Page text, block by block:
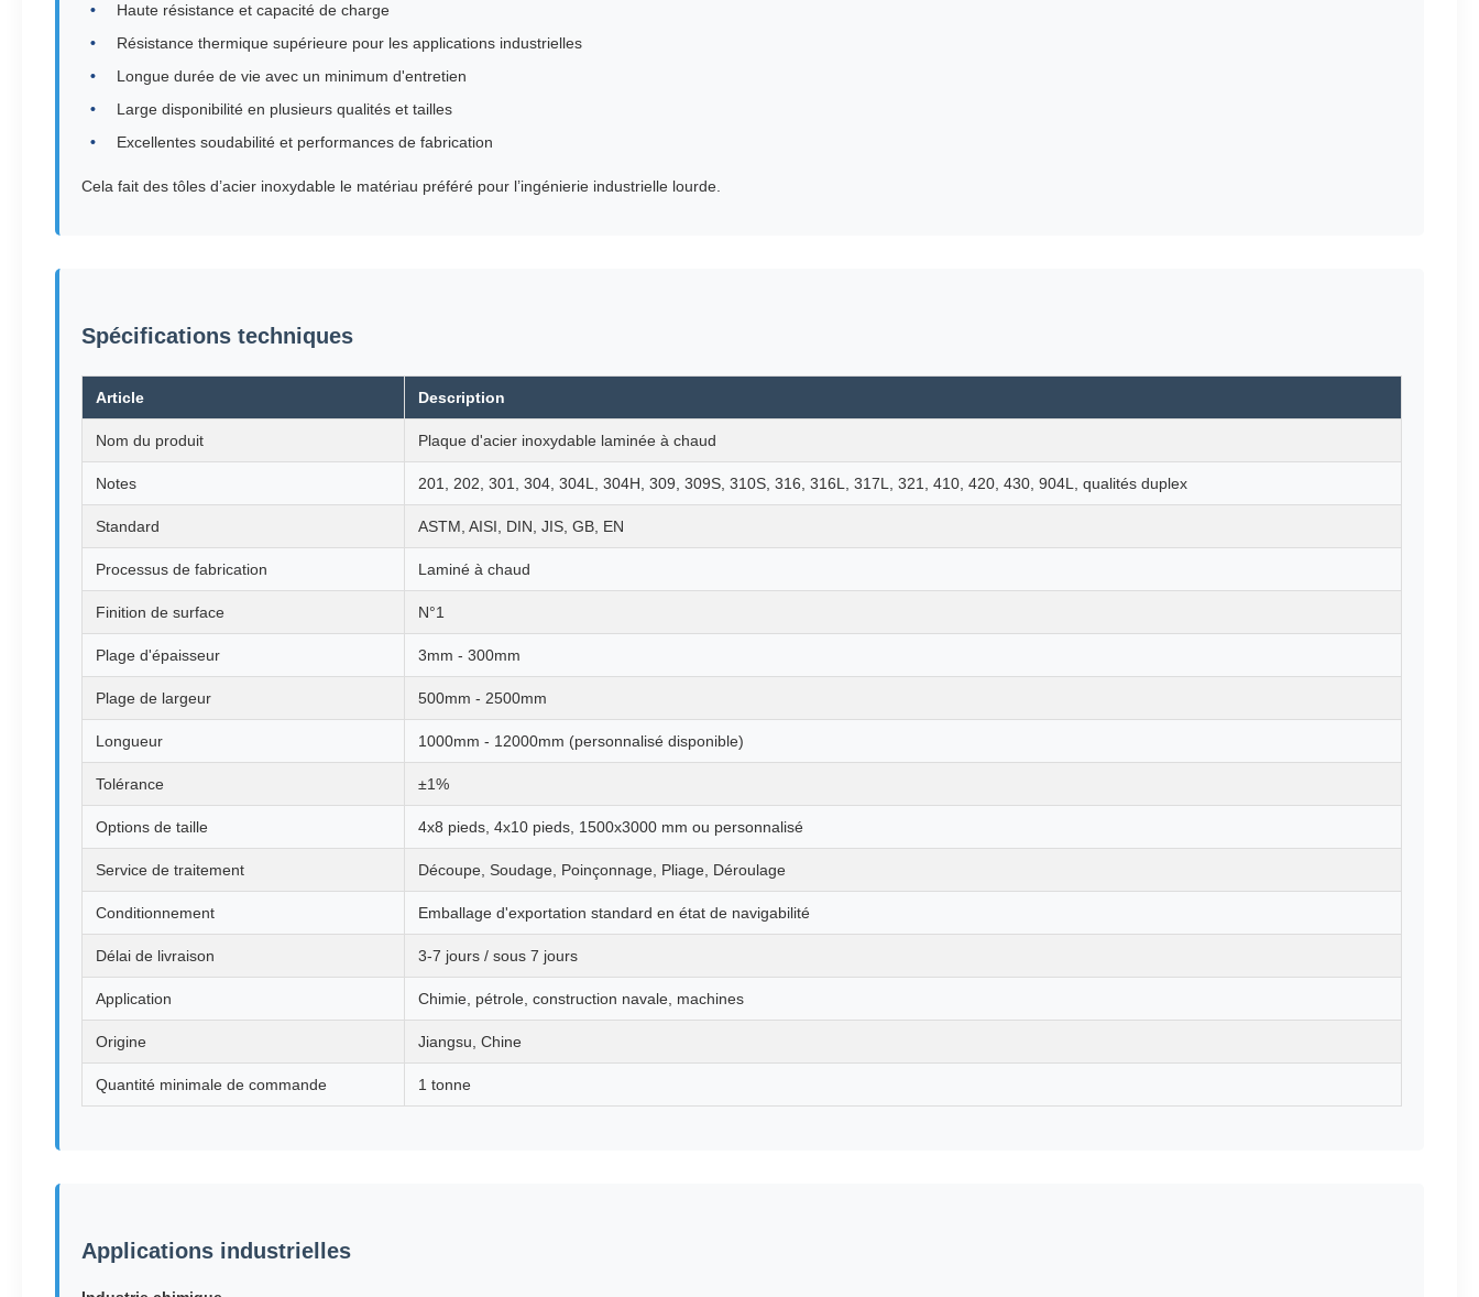
Haute résistance et capacité de charge
Résistance thermique supérieure pour les applications industrielles
Longue durée de vie avec un minimum d'entretien
Large disponibilité en plusieurs qualités et tailles
Excellentes soudabilité et performances de fabrication
Cela fait des tôles d’acier inoxydable le matériau préféré pour l’ingénierie industrielle lourde.
Spécifications techniques
Article Description
Nom du produit Plaque d'acier inoxydable laminée à chaud
Notes 201, 202, 301, 304, 304L, 304H, 309, 309S, 310S, 316, 316L, 317L, 321, 410, 420, 430, 904L, qualités duplex
Standard ASTM, AISI, DIN, JIS, GB, EN
Processus de fabrication Laminé à chaud
Finition de surface N°1
Plage d'épaisseur 3mm - 300mm
Plage de largeur 500mm - 2500mm
Longueur 1000mm - 12000mm (personnalisé disponible)
Tolérance ±1%
Options de taille 4x8 pieds, 4x10 pieds, 1500x3000 mm ou personnalisé
Service de traitement Découpe, Soudage, Poinçonnage, Pliage, Déroulage
Conditionnement Emballage d'exportation standard en état de navigabilité
Délai de livraison 3-7 jours / sous 7 jours
Application Chimie, pétrole, construction navale, machines
Origine Jiangsu, Chine
Quantité minimale de commande 1 tonne
Applications industrielles